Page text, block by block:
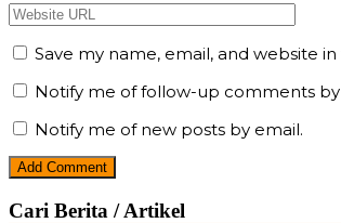
Save my name, email, and website
Notify me of follow-up comments by
Notify me of new posts by email.
Cari Berita / Artikel